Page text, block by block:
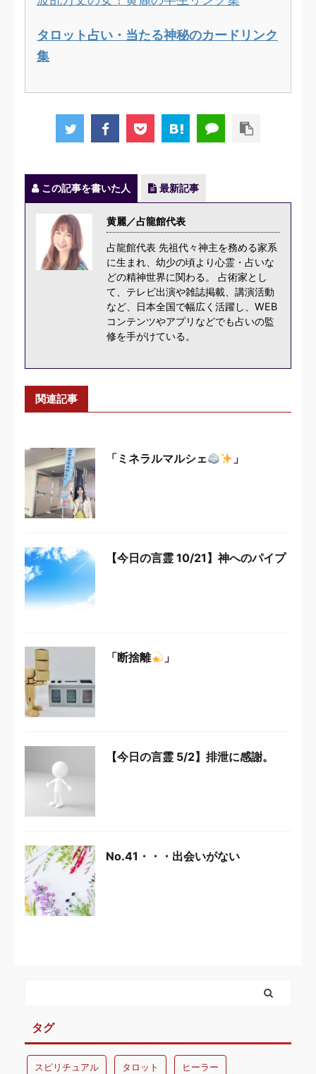
タロット占い・当たる神秘のカードリンク
集
この記事を書いた人 最新記事
黄麗／占龍館代表
占龍館代表 先祖代々神主を務める家系
に生まれ、幼少の頃より心霊・占いな
どの精神世界に関わる。 占術家とし
て、テレビ出演や雑誌掲載、講演活動
など、日本全国で幅広く活躍し、WEB
コンテンツやアプリなどでも占いの監
修を手がけている。
関連記事
「ミネラルマルシェ 」
【今日の言霊 10/21】神へのパイプ
「断捨離 」
【今日の言霊 5/2】排泄に感謝。
No.41・・・出会いがない
タグ
スピリチュアル タロット ヒーラー